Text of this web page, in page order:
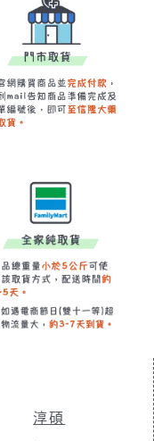
淳碩